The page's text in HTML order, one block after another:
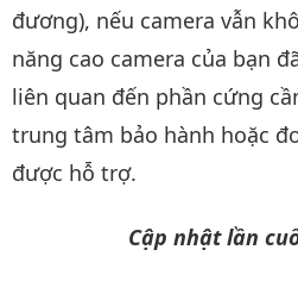
đương), nếu camera vẫn
năng cao camera của bạn
liên quan đến phần cứng
trung tâm bảo hành hoặc
được hỗ trợ.
Cập nhật lần